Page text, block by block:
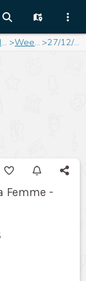
Toulouse > Weekend > 27/12/2025
Femme -